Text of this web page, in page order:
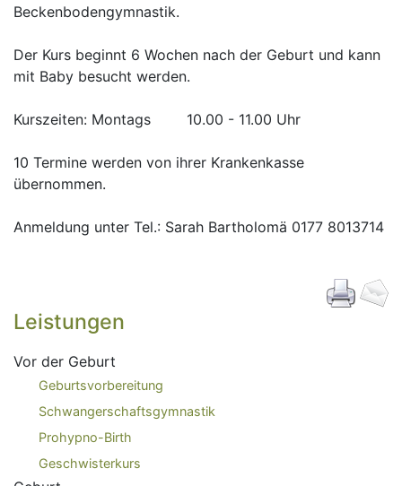
Leistungen
Vor der Geburt
Geburtsvorbereitung
Schwangerschaftsgymnastik
Prohypno-Birth
Geschwisterkurs
Beckenbodengymnastik.
Der Kurs beginnt 6 Wochen nach der Geburt und kann
mit Baby besucht werden.
Kurszeiten: Montags 10.00 - 11.00 Uhr
10 Termine werden von ihrer Krankenkasse
übernommen.
Anmeldung unter Tel.: Sarah Bartholomä 0177 8013714